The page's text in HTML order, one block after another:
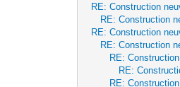
RE: Construction
RE: Construction
RE: Construction
RE: Construction
RE:
RE:
RE: